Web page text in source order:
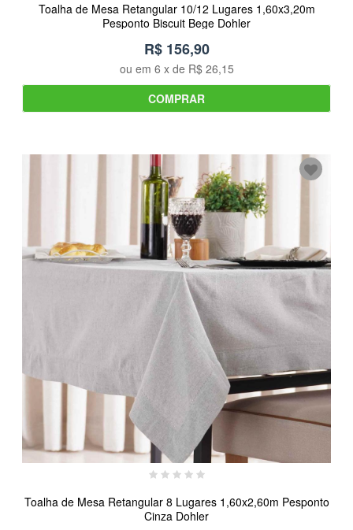
Toalha de Mesa Retangular 10/12 Lugares 1,60x3,20m
Pesponto Biscuit Bege Dohler
R$ 156,90
ou em 6 x de R$ 26,15
COMPRAR
Toalha de Mesa Retangular 8 Lugares 1,60x2,60m Pesponto
Cinza Dohler